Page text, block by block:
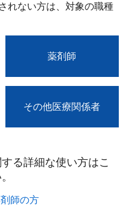
れない方は、対象の職種
薬剤師
その他医療関係者
る詳細な使い方はこ
師の方​